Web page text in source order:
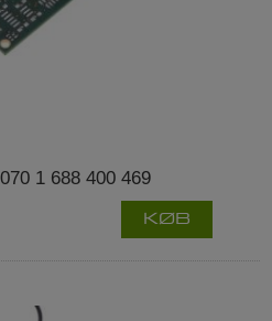
1 688 400 469
KØB